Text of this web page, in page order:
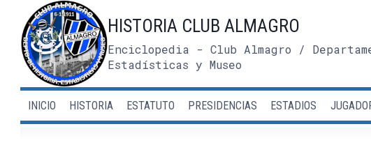
contenido
HISTORIA CLUB ALMAGRO
Enciclopedia - Club Almagro /
Estadísticas y Museo
INICIO HISTORIA ESTATUTO PRESIDENCIAS ESTADIOS